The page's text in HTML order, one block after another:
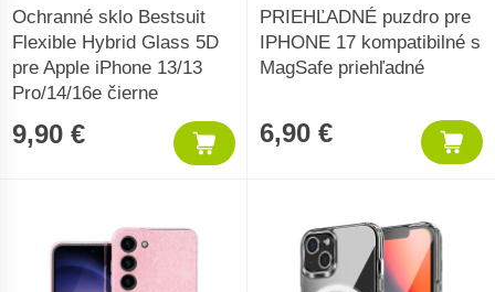
Ochranné sklo Bestsuit
Flexible Hybrid Glass 5D
pre Apple iPhone 13/13
Pro/14/16e čierne
9,90 €
PRIEHĽADNÉ puzdro pre
IPHONE 17 kompatibilné s
MagSafe priehľadné
6,90 €